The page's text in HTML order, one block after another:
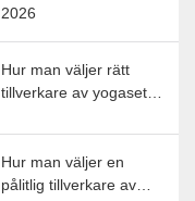
2026
Hur man väljer rätt
tillverkare av yogaset
Hur man väljer en
pålitlig tillverkare av